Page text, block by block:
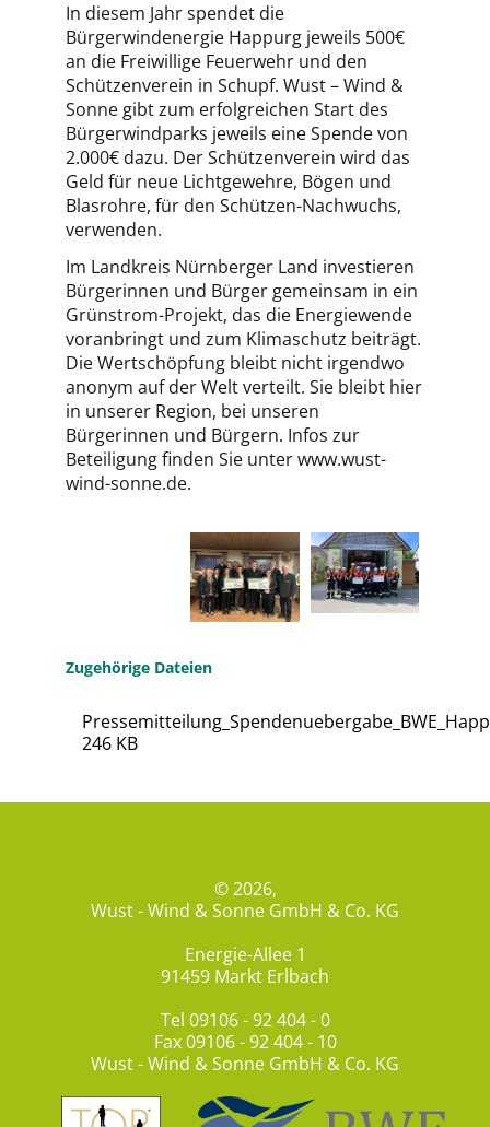
In diesem Jahr spendet die
Bürgerwindenergie Happurg jeweils 500€
an die Freiwillige Feuerwehr und den
Schützenverein in Schupf. Wust – Wind &
Sonne gibt zum erfolgreichen Start des
Bürgerwindparks jeweils eine Spende von
2.000€ dazu. Der Schützenverein wird das
Geld für neue Lichtgewehre, Bögen und
Blasrohre, für den Schützen-Nachwuchs,
verwenden.
Im Landkreis Nürnberger Land investieren
Bürgerinnen und Bürger gemeinsam in ein
Grünstrom-Projekt, das die Energiewende
voranbringt und zum Klimaschutz beiträgt.
Die Wertschöpfung bleibt nicht irgendwo
anonym auf der Welt verteilt. Sie bleibt hier
in unserer Region, bei unseren
Bürgerinnen und Bürgern. Infos zur
Beteiligung finden Sie unter www.wust-
wind-sonne.de.
Zugehörige Dateien
246 KB
© 2026,
Wust - Wind & Sonne GmbH & Co. KG
Energie-Allee 1
91459 Markt Erlbach
Tel 09106 - 92 404 - 0
Fax 09106 - 92 404 - 10
Wust - Wind & Sonne GmbH & Co. KG